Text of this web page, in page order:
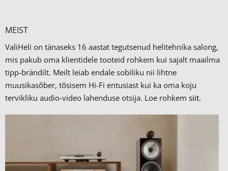
MEIST
ValiHeli on tänaseks 16 aastat tegutsenud helitehnika salong,
mis pakub oma klientidele tooteid rohkem kui sajalt maailma
tipp-brändilt. Meilt leiab endale sobiliku nii lihtne
muusikasõber, tõsisem Hi-Fi entusiast kui ka oma koju
tervikliku audio-video lahenduse otsija. Loe rohkem siit.